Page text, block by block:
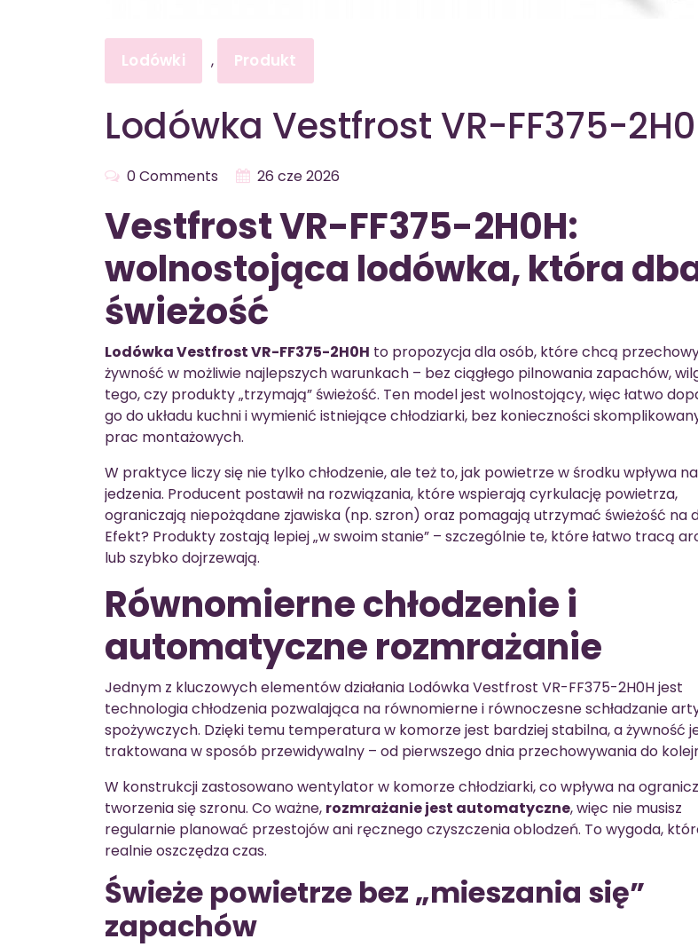
Lodówki , Produkt
Lodówka Vestfrost VR-FF375-
0 Comments 26 cze 2026
Vestfrost VR-FF375-2H0H:
wolnostojąca lodówka, która
świeżość
Lodówka Vestfrost VR-FF375-2H0H to propozycja dla osób, które chcą
żywność w możliwie najlepszych warunkach – bez ciągłego pilnowania zapachów,
tego, czy produkty „trzymają” świeżość. Ten model jest wolnostojący, więc łatwo
go do układu kuchni i wymienić istniejące chłodziarki, bez konieczności
prac montażowych.
W praktyce liczy się nie tylko chłodzenie, ale też to, jak powietrze w środku wpływa
jedzenia. Producent postawił na rozwiązania, które wspierają cyrkulację powietrza,
ograniczają niepożądane zjawiska (np. szron) oraz pomagają utrzymać świeżość na
Efekt? Produkty zostają lepiej „w swoim stanie” – szczególnie te, które łatwo tracą
lub szybko dojrzewają.
Równomierne chłodzenie i
automatyczne rozmrażanie
Jednym z kluczowych elementów działania Lodówka Vestfrost VR-FF375-2H0H jest
technologia chłodzenia pozwalająca na równomierne i równoczesne schładzanie
spożywczych. Dzięki temu temperatura w komorze jest bardziej stabilna, a żywność
traktowana w sposób przewidywalny – od pierwszego dnia przechowywania do
W konstrukcji zastosowano wentylator w komorze chłodziarki, co wpływa na
tworzenia się szronu. Co ważne, rozmrażanie jest automatyczne, więc nie musisz
regularnie planować przestojów ani ręcznego czyszczenia oblodzeń. To wygoda,
realnie oszczędza czas.
Świeże powietrze bez „mieszania się”
zapachów